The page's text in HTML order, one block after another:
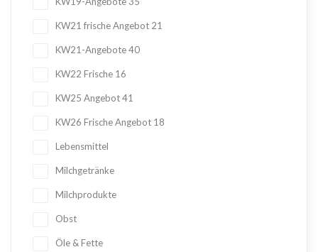
KW21 frische Angebot 21
KW21-Angebote 40
KW22 Frische 16
KW25 Angebot 41
KW26 Frische Angebot 18
Lebensmittel
Milchgetränke
Milchprodukte
Obst
Öle & Fette